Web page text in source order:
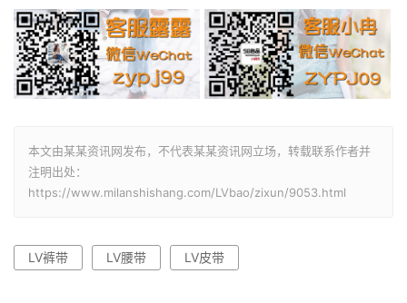
本文由某某资讯网发布，不代表某某资讯网立场，转载联系作者并
注明出处：
https://www.milanshishang.com/LVbao/zixun/9053.html
LV裤带 LV腰带 LV皮带